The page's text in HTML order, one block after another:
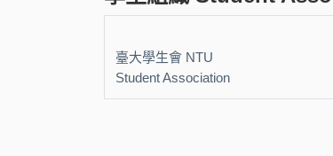
臺大學生會 NTU
Student Association